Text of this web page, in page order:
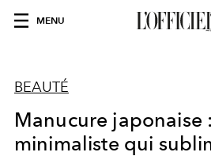
MENU
BEAUTÉ
Manucure japonaise
minimaliste qui